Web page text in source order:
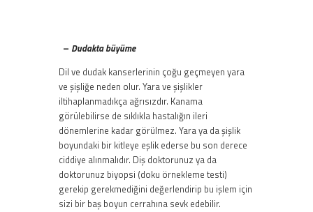
– Dudakta büyüme
Dil ve dudak kanserlerinin çoğu geçmeyen yara
ve şişliğe neden olur. Yara ve şişlikler
iltihaplanmadıkça ağrısızdır. Kanama
görülebilirse de sıklıkla hastalığın ileri
dönemlerine kadar görülmez. Yara ya da şişlik
boyundaki bir kitleye eşlik ederse bu son derece
ciddiye alınmalıdır. Diş doktorunuz ya da
doktorunuz biyopsi (doku örnekleme testi)
gerekip gerekmediğini değerlendirip bu işlem için
sizi bir baş boyun cerrahına sevk edebilir.